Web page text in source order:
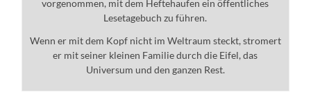
vorgenommen, mit dem Heftehaufen ein öffentliches
Lesetagebuch zu führen.
Wenn er mit dem Kopf nicht im Weltraum steckt, stromert
er mit seiner kleinen Familie durch die Eifel, das
Universum und den ganzen Rest.